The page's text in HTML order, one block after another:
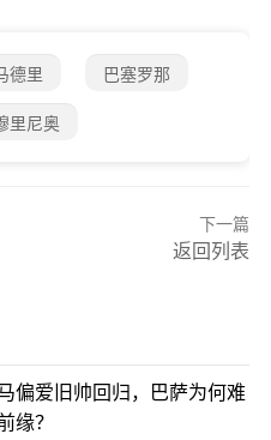
德里 巴塞罗那
里尼奥
下一篇
返回列表
偏爱旧帅回归，巴萨为何难
缘？